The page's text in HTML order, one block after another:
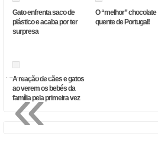
Gato enfrenta saco de
plástico e acaba por ter
surpresa
O “melhor” chocolate
quente de Portugal!
A reação de cães e gatos
ao verem os bebés da
família pela primeira vez
«